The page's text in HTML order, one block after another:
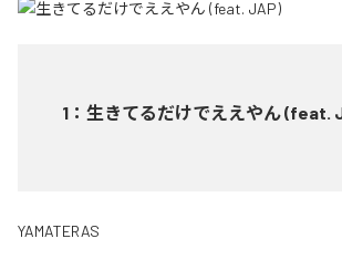
1 ： 生きてるだけでええやん (feat.
YAMATERAS